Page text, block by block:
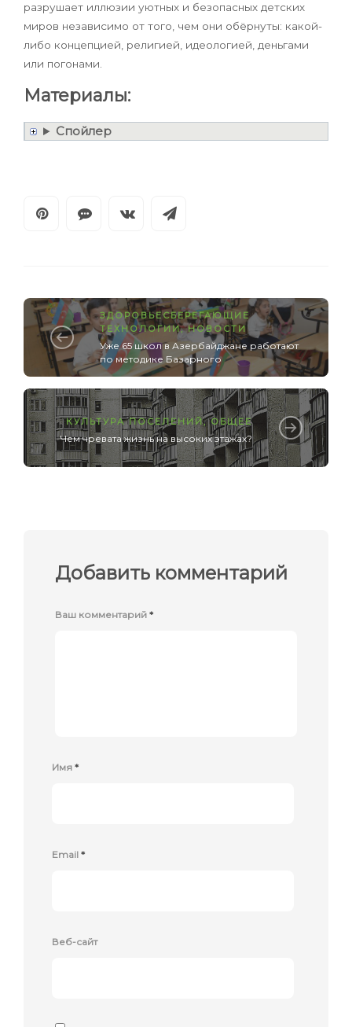
разрушает иллюзии уютных и безопасных детских
миров независимо от того, чем они обёрнуты: какой-
либо концепцией, религией, идеологией, деньгами
или погонами.
Материалы:
Спойлер
ЗДОРОВЬЕСБЕРЕГАЮЩИЕ
ТЕХНОЛОГИИ,НОВОСТИ
Уже 65 школ в Азербайджане работают
по методике Базарного
КУЛЬТУРА ПОСЕЛЕНИЙ,ОБЩЕЕ
Чем чревата жизнь на высоких этажах?
Добавить комментарий
Ваш комментарий *
Имя *
Email *
Веб-сайт